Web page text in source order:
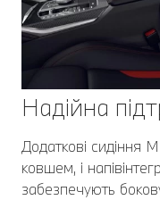
Надійна
Додаткові сидіння
ковшем, і
забезпечують